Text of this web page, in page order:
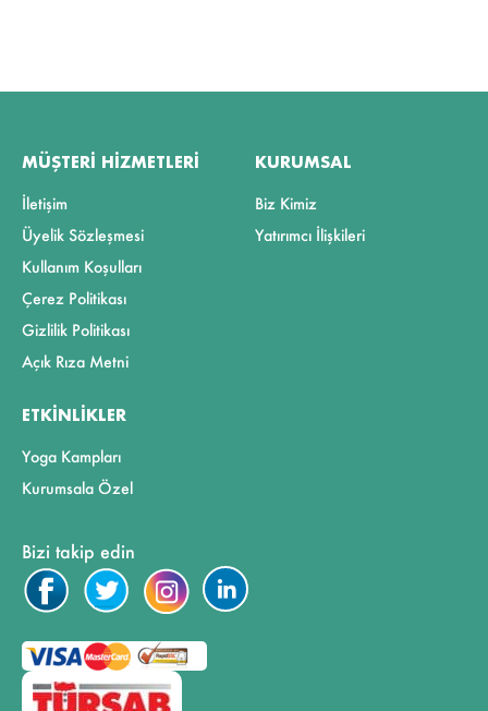
MÜŞTERI HIZMETLERI
İletişim
Üyelik Sözleşmesi
Kullanım Koşulları
Çerez Politikası
Gizlilik Politikası
Açık Rıza Metni
KURUMSAL
Biz Kimiz
Yatırımcı İlişkileri
ETKINLIKLER
Yoga Kampları
Kurumsala Özel
Bizi takip edin